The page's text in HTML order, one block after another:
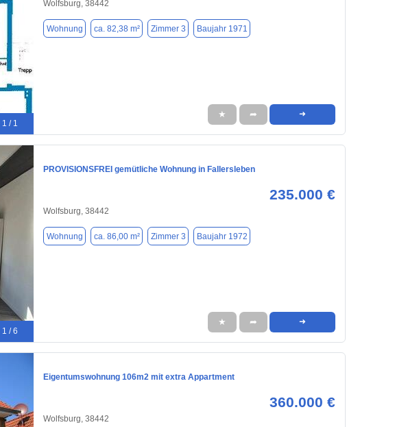
1 / 1
Wolfsburg, 38442
Wohnung ca. 82,38 m² Zimmer 3 Baujahr 1971
★ ➦ ➜
1 / 6
PROVISIONSFREI gemütliche Wohnung in Fallersleben
235.000 €
Wolfsburg, 38442
Wohnung ca. 86,00 m² Zimmer 3 Baujahr 1972
★ ➦ ➜
Eigentumswohnung 106m2 mit extra Appartment
360.000 €
Wolfsburg, 38442